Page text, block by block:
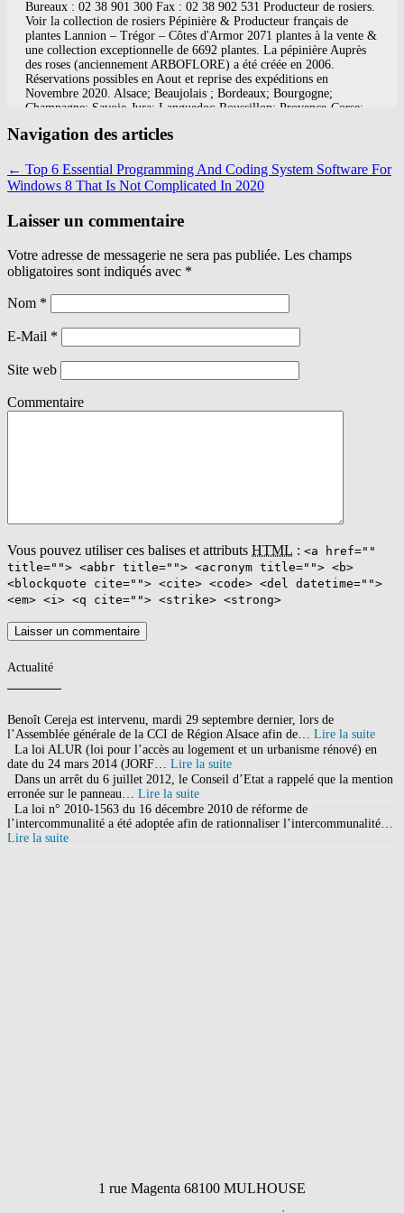
Navigation des articles
← Top 6 Essential Programming And Coding System Software For
Windows 8 That Is Not Complicated In 2020
Laisser un commentaire
Votre adresse de messagerie ne sera pas publiée. Les champs
obligatoires sont indiqués avec *
Nom *
E-Mail *
Site web
Commentaire
Vous pouvez utiliser ces balises et attributs HTML : <a href=""
title=""> <abbr title=""> <acronym title=""> <b>
<blockquote cite=""> <cite> <code> <del datetime="">
<em> <i> <q cite=""> <strike> <strong>
Actualité
Benoît Cereja est intervenu, mardi 29 septembre dernier, lors de
l’Assemblée générale de la CCI de Région Alsace afin de… Lire la suite
La loi ALUR (loi pour l’accès au logement et un urbanisme rénové) en
date du 24 mars 2014 (JORF… Lire la suite
Dans un arrêt du 6 juillet 2012, le Conseil d’Etat a rappelé que la mention
erronée sur le panneau… Lire la suite
La loi n° 2010-1563 du 16 décembre 2010 de réforme de
l’intercommunalité a été adoptée afin de rationnaliser l’intercommunalité…
Lire la suite
1 rue Magenta 68100 MULHOUSE